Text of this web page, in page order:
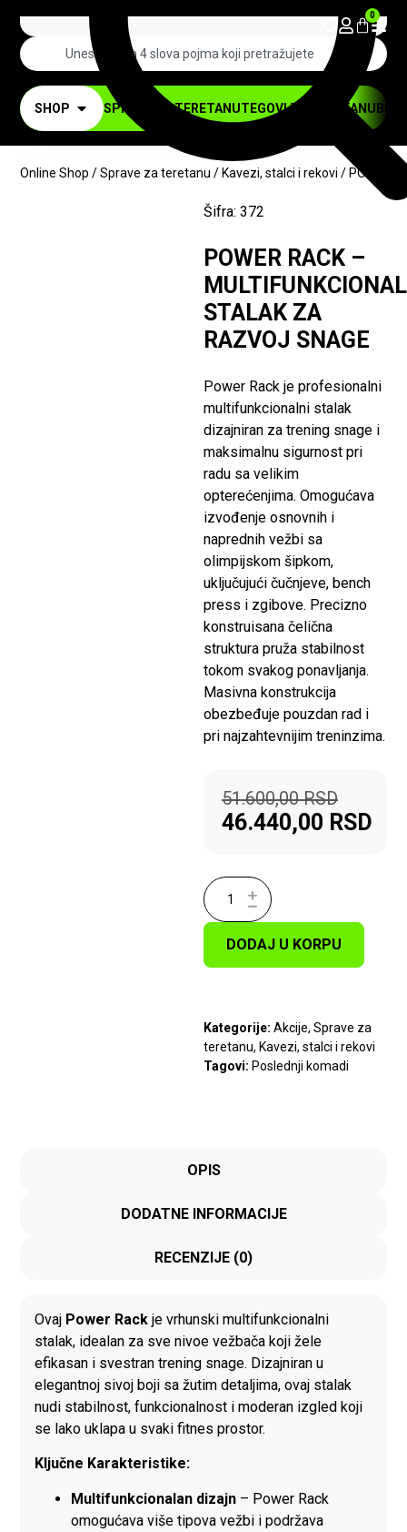
0
SHOP SPRAVE ZA TERETANUTEGOVI ZA TERETANU
Online Shop /Sprave za teretanu / Kavezi, stalci i rekovi / POWER
Šifra: 372
POWER RACK –
STALAK ZA
RAZVOJ SNAGE
Power Rack je profesionalni
multifunkcionalni stalak
dizajniran za trening snage i
maksimalnu sigurnost pri
radu sa velikim
opterećenjima. Omogućava
izvođenje osnovnih i
naprednih vežbi sa
olimpijskom šipkom,
uključujući čučnjeve, bench
press i zgibove. Precizno
konstruisana čelična
struktura pruža stabilnost
tokom svakog ponavljanja.
Masivna konstrukcija
obezbeđuje pouzdan rad i
pri najzahtevnijim treninzima.
51.600,00RSD
46.440,00 RSD
DODAJ U KORPU
Kategorije: Akcije, Sprave za
teretanu, Kavezi, stalci i rekovi
Tagovi: Poslednji komadi
OPIS
DODATNE INFORMACIJE
RECENZIJE (0)
Ovaj Power Rack je vrhunski multifunkcionalni
stalak, idealan za sve nivoe vežbača koji žele
efikasan i svestran trening snage. Dizajniran u
elegantnoj sivoj boji sa žutim detaljima, ovaj stalak
nudi stabilnost, funkcionalnost i moderan izgled koji
se lako uklapa u svaki fitnes prostor.
Ključne Karakteristike:
Multifunkcionalan dizajn – Power Rack
omogućava više tipova vežbi i podržava